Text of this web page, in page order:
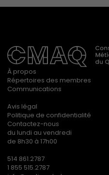
À propos
Répertoires des membres
Communications
Avis légal
Politique de confidentialité
Contactez-nous
du lundi au vendredi
de 8h30 à 17h00
514 861.2787
1 855 515.2787